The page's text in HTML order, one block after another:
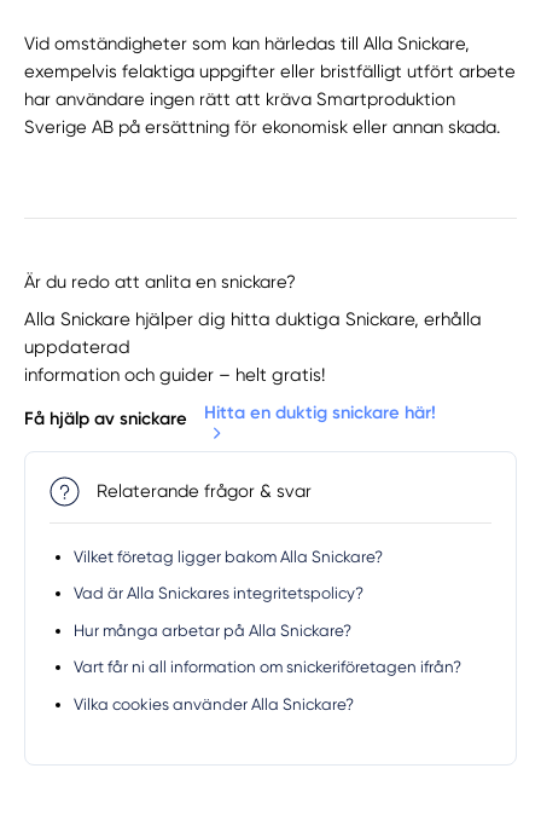
Vid omständigheter som kan härledas till Alla Snickare,
exempelvis felaktiga uppgifter eller bristfälligt utfört arbete
har användare ingen rätt att kräva Smartproduktion
Sverige AB på ersättning för ekonomisk eller annan skada.
Är du redo att anlita en snickare?
Alla Snickare hjälper dig hitta duktiga Snickare, erhålla
uppdaterad
information och guider – helt gratis!
Få hjälp av snickare Hitta en duktig snickare här!
Relaterande frågor & svar
Vilket företag ligger bakom Alla Snickare?
Vad är Alla Snickares integritetspolicy?
Hur många arbetar på Alla Snickare?
Vart får ni all information om snickeriföretagen ifrån?
Vilka cookies använder Alla Snickare?